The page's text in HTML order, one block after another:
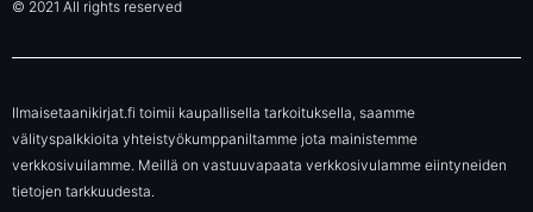
© 2021 All rights reserved
Ilmaisetaanikirjat.fi toimii kaupallisella tarkoituksella, saamme
välityspalkkioita yhteistyökumppaniltamme jota mainistemme
verkkosivuilamme. Meillä on vastuuvapaata verkkosivulamme eiintyneiden
tietojen tarkkuudesta.